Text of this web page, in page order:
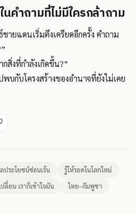
คำถามที่ไม่มีใครกล้าถาม
ายแดนเริ่มตึงเครียดอีกครั้ง คำถาม
สิ่งที่กำลังเกิดขึ้น?”
บกับโครงสร้างของอำนาจที่ยังไม่เคย
ประโยชน์ซ่อนเร้น
รู้ให้รอดในโลกใหม่
ปลี่ยน เราก็เข้าใจมัน ไทย–กัมพูชา